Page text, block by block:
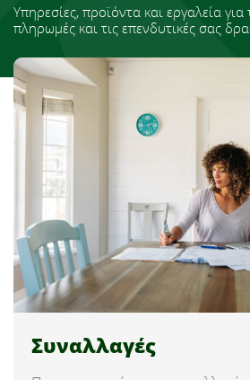
Υπηρεσίες, προϊόντα και εργαλεία για
πληρωμές και τις επενδυτικές σας
Συναλλαγές